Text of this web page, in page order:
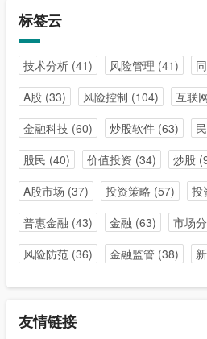
标签云
技术分析(41) 风险管理 (41)
A股 (33) 风险控制 (104) 互联
金融科技(60) 炒股软件(63)
股民 (40) 价值投资 (34) 炒股
A股市场 (37) 投资策略 (57) 投
普惠金融 (43) 金融 (63) 市场
风险防范(36) 金融监管 (38)
友情链接